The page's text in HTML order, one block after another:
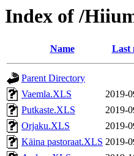
Index of /
Name Last
Parent Directory
Vaemla.XLS
2019-
Putkaste.XLS
2019-
Orjaku.XLS
2019-
Käina pastoraat.XLS 2019-